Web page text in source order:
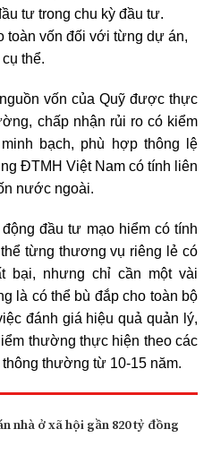
tư trong chu kỳ đầu tư.
toàn vốn đối với từng dự án,
thể.
vốn của Quỹ được thực
chấp nhận rủi ro có kiểm
bạch, phù hợp thông lệ
ĐTMH Việt Nam có tính liên
nước ngoài.
đầu tư mạo hiểm có tính
từng thương vụ riêng lẻ có
bại, nhưng chỉ cần một vài
là có thể bù đắp cho toàn bộ
đánh giá hiệu quả quản lý,
thường thực hiện theo các
thường từ 10-15 năm.
nhà ở xã hội gần 820 tỷ đồng